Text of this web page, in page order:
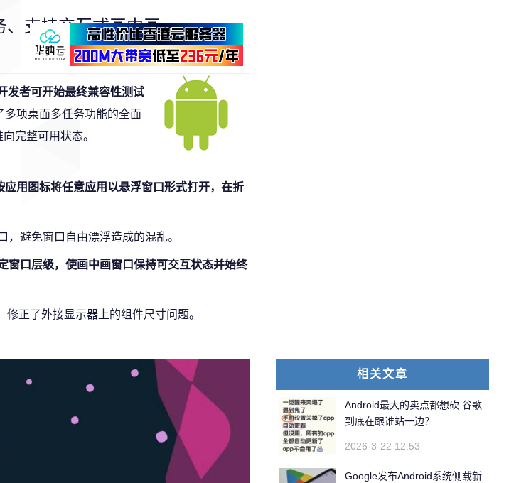
、支持交互式画中画
发者可开始最终兼容性测试
项桌面多任务功能的全面
完整可用状态。
应用图标将任意应用以悬浮窗口形式打开，在折
避免窗口自由漂浮造成的混乱。
窗口层级，使画中画窗口保持可交互状态并始终
正了外接显示器上的组件尺寸问题。
相关文章
Android最大的卖点都想砍 谷歌
到底在跟谁站一边？
2026-3-22 12:53
Google发布Android系统侧载新